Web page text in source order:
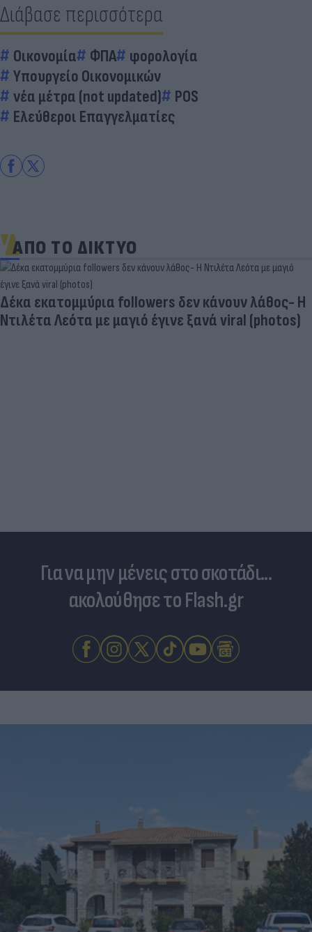
Διάβασε περισσότερα
Οικονομία ΦΠΑ
φορολογία
Υπουργείο Οικονομικών
νέα μέτρα (not updated)
POS
Ελεύθεροι Επαγγελματίες
ΑΠΟ ΤΟ ΔΙΚΤΥΟ
Δέκα εκατομμύρια followers δεν κάνουν λάθος- Η
Ντιλέτα Λεότα με μαγιό έγινε ξανά viral (photos)
Για να μην μένεις στο σκοτάδι...
ακολούθησε το Flash.gr